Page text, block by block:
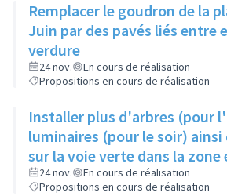
Remplacer le goudron de la
Juin par des pavés liés entre
verdure
24 nov.
En cours de réalisation
Propositions en cours de réalisation
Installer plus d'arbres (pour
luminaires (pour le soir) ainsi
sur la voie verte dans la zone
et la rue de l'Industrie
24 nov.
En cours de réalisation
Propositions en cours de réalisation